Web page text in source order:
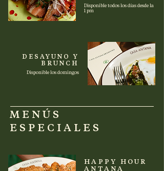
Disponible todos los días desde la
1 pm
DESAYUNO Y
BRUNCH
Disponible los domingos
MENÚS
ESPECIALES
HAPPY HOUR
ANTANA